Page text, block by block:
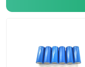
Κύτταρο